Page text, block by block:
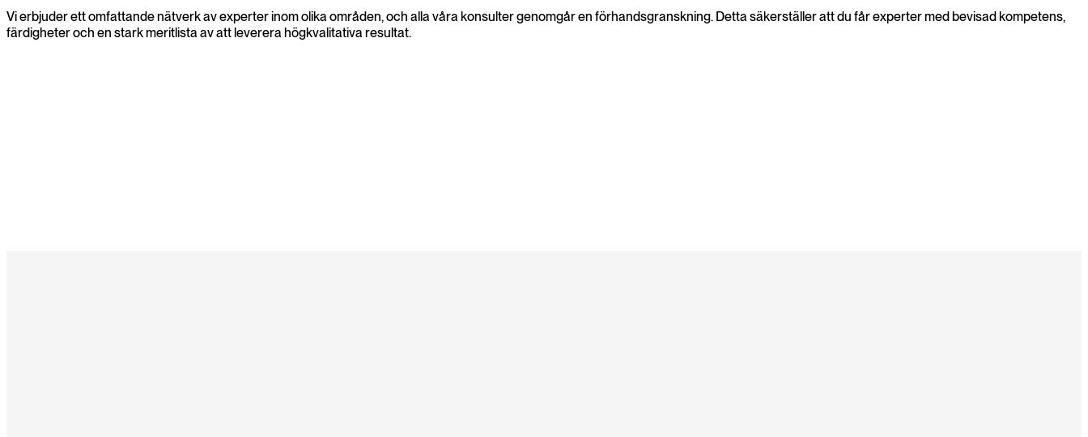
Vi erbjuder ett omfattande nätverk av experter inom olika områden, och alla våra konsulter genomgår en förhandsgranskning. Detta säkerställer att du får experter med bevisad kompetens,
färdigheter och en stark meritlista av att leverera högkvalitativa resultat.